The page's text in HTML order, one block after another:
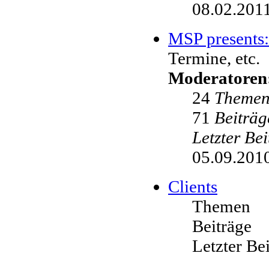
MSP
Termine, etc.
24
71
Letzter
Clients
Themen
Beiträge
Letzter